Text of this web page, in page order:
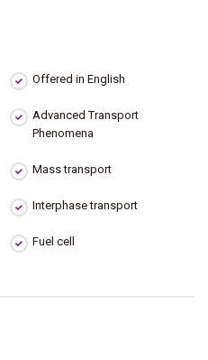
Offered in English
Advanced Transport
Phenomena
Mass transport
Interphase transport
Fuel cell